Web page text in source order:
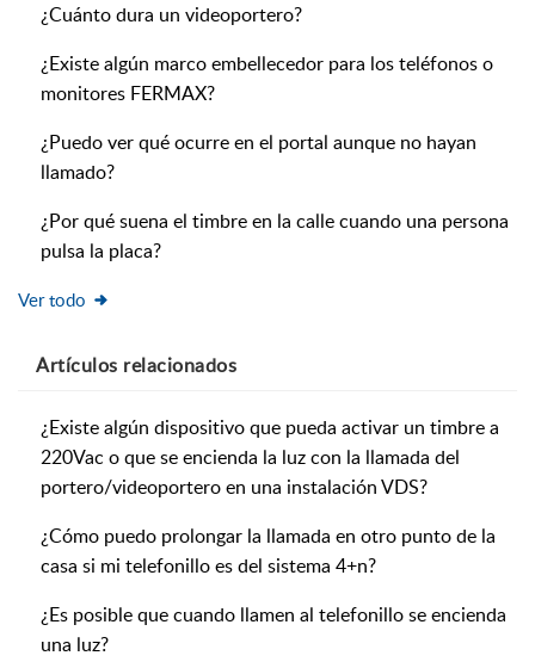
¿Cuánto dura un videoportero?
¿Existe algún marco embellecedor para los teléfonos o
monitores FERMAX?
¿Puedo ver qué ocurre en el portal aunque no hayan
llamado?
¿Por qué suena el timbre en la calle cuando una persona
pulsa la placa?
Ver todo
Artículos relacionados
¿Existe algún dispositivo que pueda activar un timbre a
220Vac o que se encienda la luz con la llamada del
portero/videoportero en una instalación VDS?
¿Cómo puedo prolongar la llamada en otro punto de la
casa si mi telefonillo es del sistema 4+n?
¿Es posible que cuando llamen al telefonillo se encienda
una luz?